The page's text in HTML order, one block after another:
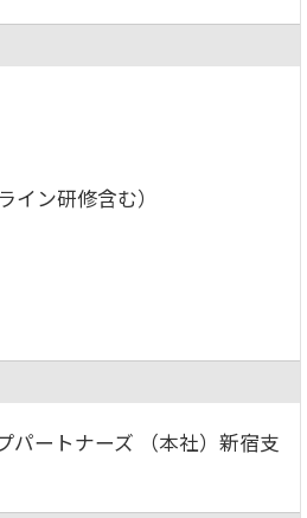
イン研修含む）
パートナーズ （本社）新宿支